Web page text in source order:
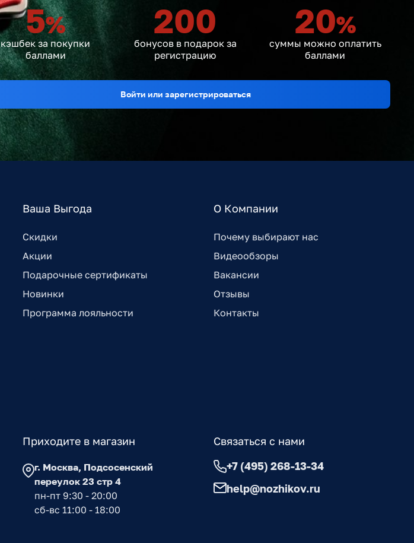
5%
кэшбек за покупки
баллами
200
бонусов в подарок за
регистрацию
20%
суммы можно оплатить
баллами
Войти или зарегистрироваться
Ваша Выгода
Скидки
Акции
Подарочные сертификаты
Новинки
Программа лояльности
О Компании
Почему выбирают нас
Видеообзоры
Вакансии
Отзывы
Контакты
Приходите в магазин
г. Москва, Подсосенский
переулок 23 стр 4
пн-пт 9:30 - 20:00
сб-вс 11:00 - 18:00
Связаться с нами
+7 (495) 268-13-34
help@nozhikov.ru